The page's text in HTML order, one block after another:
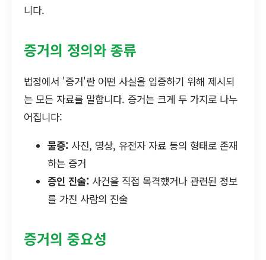
니다.
증거의 정의와 종류
법정에서 '증거'란 어떤 사실을 입증하기 위해 제시되
는 모든 자료를 말합니다. 증거는 크게 두 가지로 나누
어집니다:
물증: 사진, 영상, 유전자 자료 등의 형태로 존재
하는 증거
증인 진술: 사건을 직접 목격했거나 관련된 정보
를 가진 사람의 진술
증거의 중요성